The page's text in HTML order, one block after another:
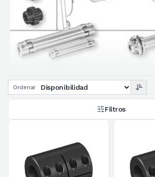
Ordenar
Filtros